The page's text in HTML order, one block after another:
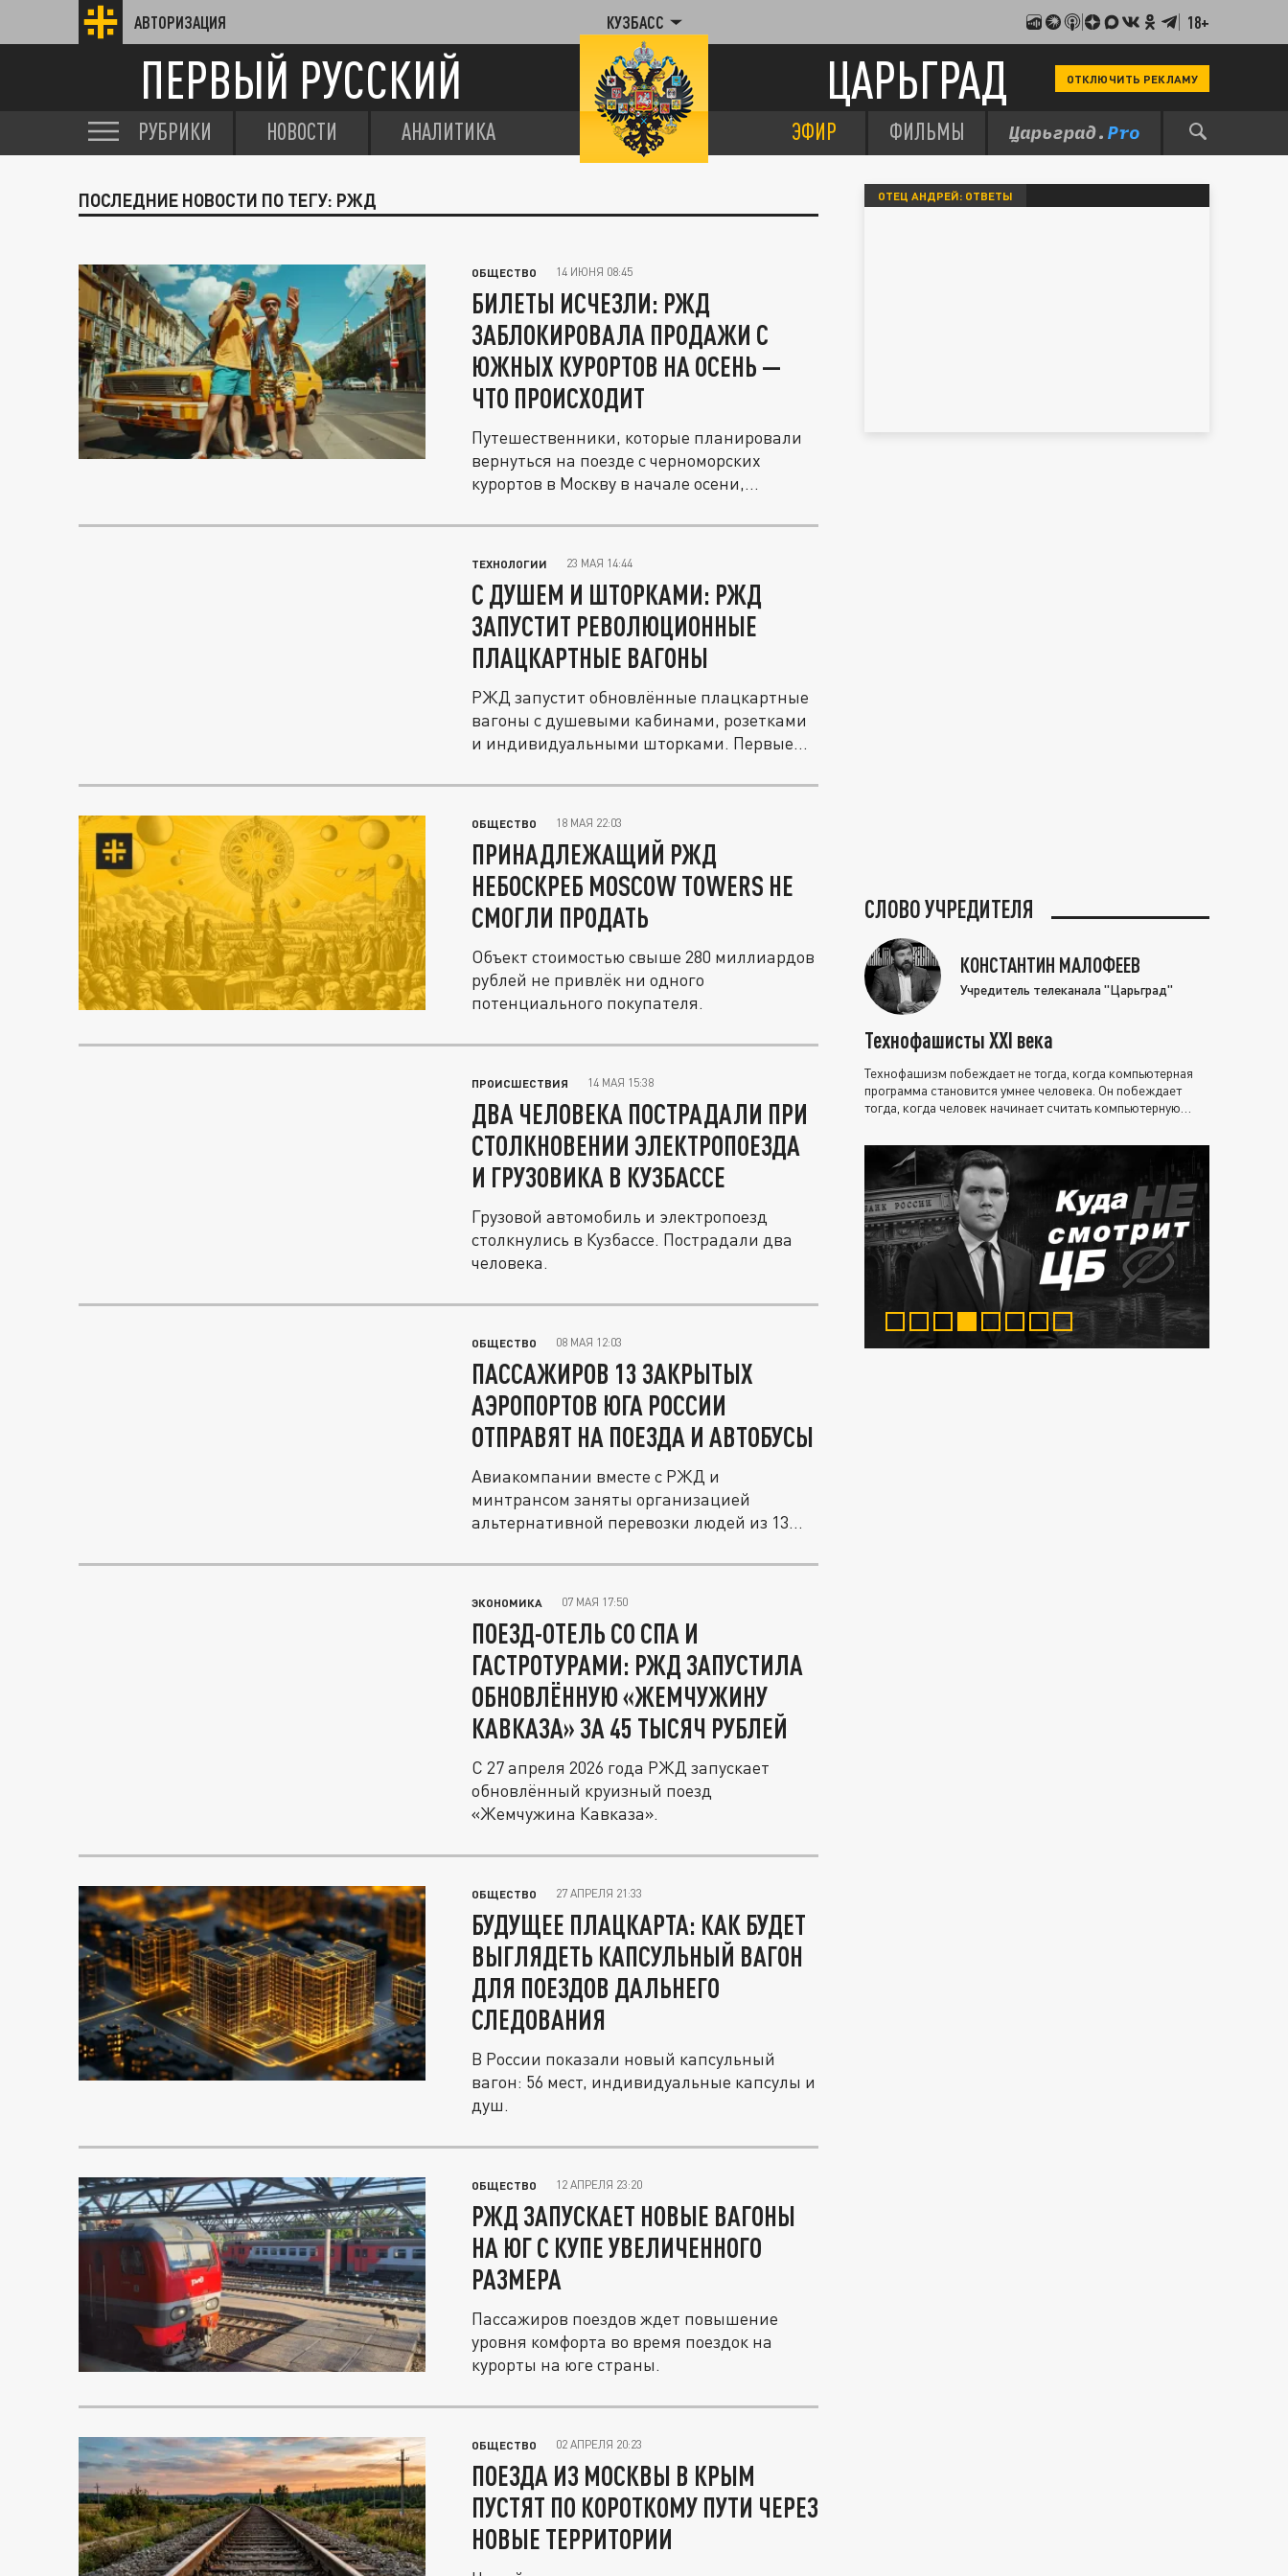
АВТОРИЗАЦИЯ КУЗБАСС 18+
ПЕРВЫЙ РУССКИЙ ЦАРЬГРАД ОТКЛЮЧИТЬ РЕКЛАМУ
РУБРИКИ НОВОСТИ АНАЛИТИКА ЭФИР ФИЛЬМЫ
ПОСЛЕДНИЕ НОВОСТИ ПО ТЕГУ: РЖД
ОБЩЕСТВО 14 ИЮНЯ 08:45
БИЛЕТЫ ИСЧЕЗЛИ: РЖД
ЗАБЛОКИРОВАЛА ПРОДАЖИ С
ЮЖНЫХ КУРОРТОВ НА ОСЕНЬ —
ЧТО ПРОИСХОДИТ
Путешественники, которые планировали
вернуться на поезде с черноморских
курортов в Москву в начале осени,...
ТЕХНОЛОГИИ 23 МАЯ 14:44
С ДУШЕМ И ШТОРКАМИ: РЖД
ЗАПУСТИТ РЕВОЛЮЦИОННЫЕ
ПЛАЦКАРТНЫЕ ВАГОНЫ
РЖД запустит обновлённые плацкартные
вагоны с душевыми кабинами, розетками
и индивидуальными шторками. Первые...
ОБЩЕСТВО 18 МАЯ 22:03
ПРИНАДЛЕЖАЩИЙ РЖД
НЕБОСКРЕБ MOSCOW TOWERS НЕ
СМОГЛИ ПРОДАТЬ
Объект стоимостью свыше 280 миллиардов
рублей не привлёк ни одного
потенциального покупателя.
ПРОИСШЕСТВИЯ 14 МАЯ 15:38
ДВА ЧЕЛОВЕКА ПОСТРАДАЛИ ПРИ
СТОЛКНОВЕНИИ ЭЛЕКТРОПОЕЗДА
И ГРУЗОВИКА В КУЗБАССЕ
Грузовой автомобиль и электропоезд
столкнулись в Кузбассе. Пострадали два
человека.
ОБЩЕСТВО 08 МАЯ 12:03
ПАССАЖИРОВ 13 ЗАКРЫТЫХ
АЭРОПОРТОВ ЮГА РОССИИ
ОТПРАВЯТ НА ПОЕЗДА И АВТОБУСЫ
Авиакомпании вместе с РЖД и
минтрансом заняты организацией
альтернативной перевозки людей из 13
ЭКОНОМИКА 07 МАЯ 17:50
ПОЕЗД-ОТЕЛЬ СО СПА И
ГАСТРОТУРАМИ: РЖД ЗАПУСТИЛА
ОБНОВЛЁННУЮ «ЖЕМЧУЖИНУ
КАВКАЗА» ЗА 45 ТЫСЯЧ РУБЛЕЙ
С 27 апреля 2026 года РЖД запускает
обновлённый круизный поезд
«Жемчужина Кавказа».
ОБЩЕСТВО 27 АПРЕЛЯ 21:33
БУДУЩЕЕ ПЛАЦКАРТА: КАК БУДЕТ
ВЫГЛЯДЕТЬ КАПСУЛЬНЫЙ ВАГОН
ДЛЯ ПОЕЗДОВ ДАЛЬНЕГО
СЛЕДОВАНИЯ
В России показали новый капсульный
вагон: 56 мест, индивидуальные капсулы и
душ.
ОБЩЕСТВО 12 АПРЕЛЯ 23:20
РЖД ЗАПУСКАЕТ НОВЫЕ ВАГОНЫ
НА ЮГ С КУПЕ УВЕЛИЧЕННОГО
РАЗМЕРА
Пассажиров поездов ждет повышение
уровня комфорта во время поездок на
курорты на юге страны.
ОБЩЕСТВО 02 АПРЕЛЯ 20:23
ПОЕЗДА ИЗ МОСКВЫ В КРЫМ
ПУСТЯТ ПО КОРОТКОМУ ПУТИ ЧЕРЕЗ
НОВЫЕ ТЕРРИТОРИИ
ОТЕЦ АНДРЕЙ: ОТВЕТЫ
СЛОВО УЧРЕДИТЕЛЯ
КОНСТАНТИН МАЛОФЕЕВ
Учредитель телеканала "Царьград"
Технофашисты XXI века
Технофашизм побеждает не тогда, когда компьютерная
программа становится умнее человека. Он побеждает
тогда, когда человек начинает считать компьютерную